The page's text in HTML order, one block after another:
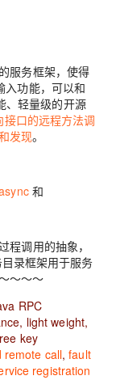
服务框架，使得
入功能，可以和
、轻量级的开源
接口的远程方法调
发现。
和
程调用的抽象，
录框架用于服务
～～～
RPC
light weight,
key
remote call,fault
registration